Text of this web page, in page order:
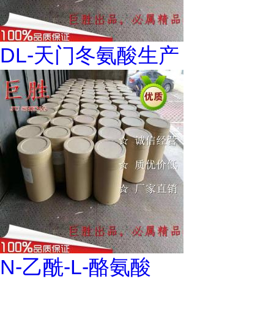
DL-天门冬氨酸生产
N-乙酰-L-酪氨酸